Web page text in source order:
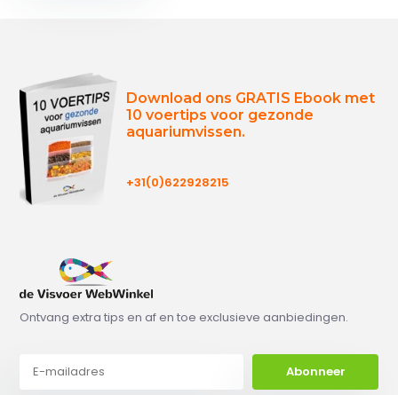
Download ons GRATIS Ebook met
10 voertips voor gezonde
aquariumvissen.
+31(0)622928215
Ontvang extra tips en af en toe exclusieve aanbiedingen.
Abonneer